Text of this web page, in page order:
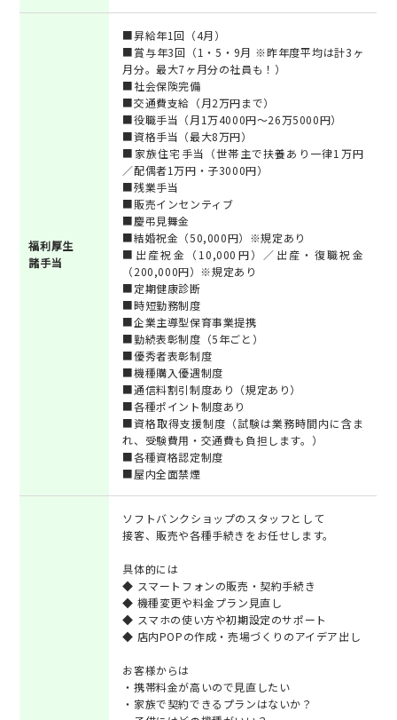
福利厚生
諸手当
■昇給年1回（4月）
■賞与年3回（1・5・9月 ※昨年度平均は計3ヶ
月分。最大7ヶ月分の社員も！）
■社会保険完備
■交通費支給（月2万円まで）
■役職手当（月1万4000円～26万5000円）
■資格手当（最大8万円）
■家族住宅手当（世帯主で扶養あり一律1万円
／配偶者1万円・子3000円）
■残業手当
■販売インセンティブ
■慶弔見舞金
■結婚祝金（50,000円）※規定あり
■出産祝金（10,000円）／出産・復職祝金
（200,000円）※規定あり
■定期健康診断
■時短勤務制度
■企業主導型保育事業提携
■勤続表彰制度（5年ごと）
■優秀者表彰制度
■機種購入優遇制度
■通信料割引制度あり（規定あり）
■各種ポイント制度あり
■資格取得支援制度（試験は業務時間内に含ま
れ、受験費用・交通費も負担します。）
■各種資格認定制度
■屋内全面禁煙
ソフトバンクショップのスタッフとして
接客、販売や各種手続きをお任せします。
具体的には
◆ スマートフォンの販売・契約手続き
◆ 機種変更や料金プラン見直し
◆ スマホの使い方や初期設定のサポート
◆ 店内POPの作成・売場づくりのアイデア出し
お客様からは
・携帯料金が高いので見直したい
・家族で契約できるプランはないか？